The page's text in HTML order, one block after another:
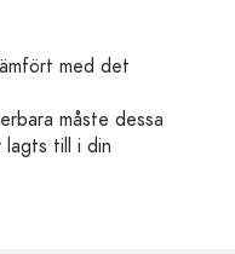
med det
måste dessa
till i din